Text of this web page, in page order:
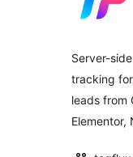
Server-
tracking
leads from
Elementor,